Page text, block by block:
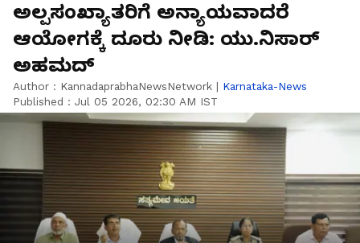
ಅಲ್ಪಸಂಖ್ಯಾತರಿಗೆ ಅನ್ಯಾಯವಾದರೆ
ಆಯೋಗಕ್ಕೆ ದೂರು ನೀಡಿ: ಯು.ನಿಸಾರ್
ಅಹಮದ್
Author : KannadaprabhaNewsNetwork | Karnataka-News
Published : Jul 05 2026, 02:30 AM IST